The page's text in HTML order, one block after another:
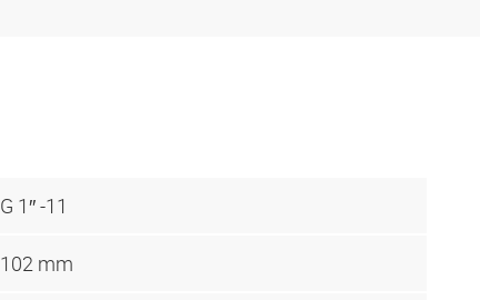
G 1″ -11
102 mm